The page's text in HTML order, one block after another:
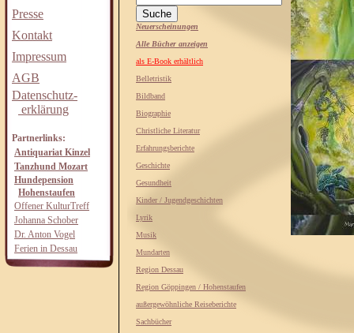
Presse
Kontakt
Impressum
AGB
Datenschutz-
erklärung
Partnerlinks:
Antiquariat Kinzel
Tanzhund Mozart
Hundepension
Hohenstaufen
Offener KulturTreff
Johanna Schober
Dr. Anton Vogel
Ferien in Dessau
Neuerscheinungen
Alle Bücher anzeigen
als E-Book erhältlich
Belletristik
Bildband
Biographie
Christliche Literatur
Erfahrungsberichte
Geschichte
Gesundheit
Kinder / Jugendgeschichten
Lyrik
Musik
Mundarten
Region Dessau
Region Göppingen / Hohenstaufen
außergewöhnliche Reiseberichte
Sachbücher